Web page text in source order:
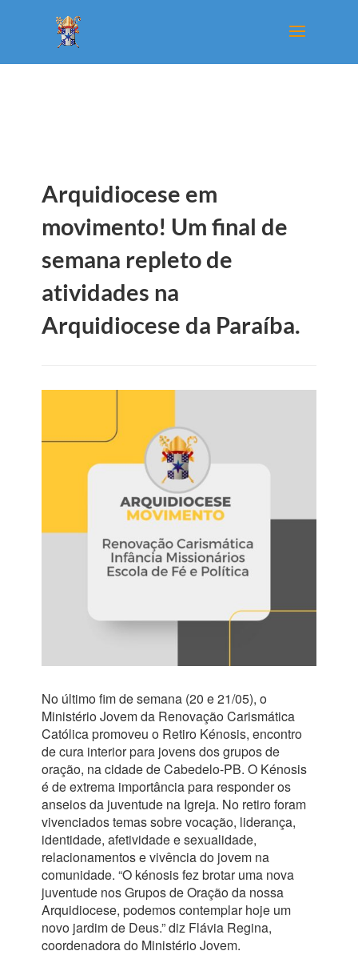
Arquidiocese em
movimento! Um final de
semana repleto de
atividades na
Arquidiocese da Paraíba.
No último fim de semana (20 e 21/05), o
Ministério Jovem da Renovação Carismática
Católica promoveu o Retiro Kénosis, encontro
de cura interior para jovens dos grupos de
oração, na cidade de Cabedelo-PB. O Kénosis
é de extrema importância para responder os
anseios da juventude na Igreja. No retiro foram
vivenciados temas sobre vocação, liderança,
identidade, afetividade e sexualidade,
relacionamentos e vivência do jovem na
comunidade. “O kénosis fez brotar uma nova
juventude nos Grupos de Oração da nossa
Arquidiocese, podemos contemplar hoje um
novo jardim de Deus.” diz Flávia Regina,
coordenadora do Ministério Jovem.